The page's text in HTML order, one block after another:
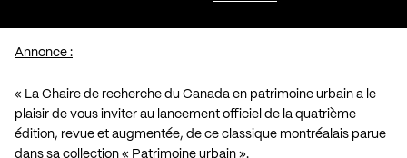
Annonce :
« La Chaire de recherche du Canada en patrimoine urbain a le
plaisir de vous inviter au lancement officiel de la quatrième
édition, revue et augmentée, de ce classique montréalais parue
dans sa collection « Patrimoine urbain ».